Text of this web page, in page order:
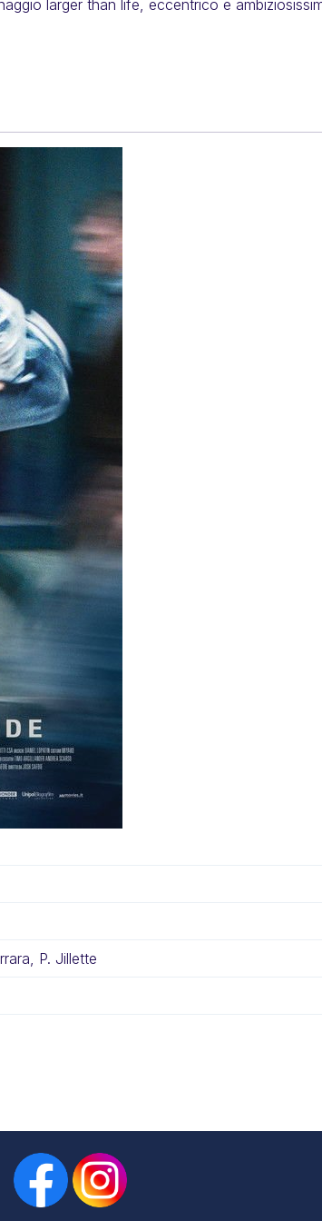
larger than life, eccentrico e
P. Jillette